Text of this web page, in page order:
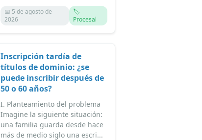
📅 5 de agosto de
2026
🏷️
Procesal
Inscripción tardía de
títulos de dominio: ¿se
puede inscribir después de
50 o 60 años?
I. Planteamiento del problema
Imagine la siguiente situación:
una familia guarda desde hace
más de medio siglo una escri...